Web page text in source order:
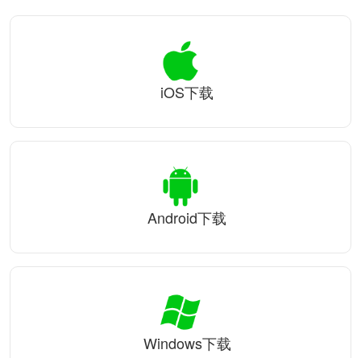
iOS下载
Android下载
Windows下载